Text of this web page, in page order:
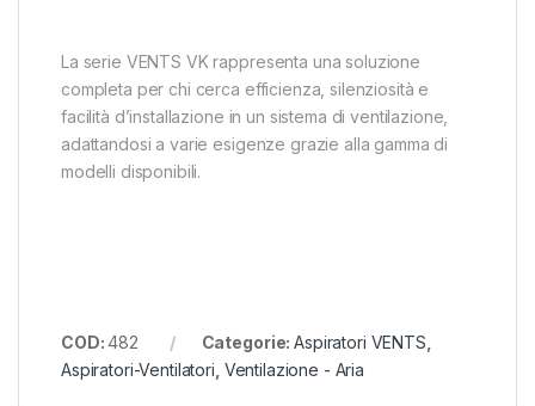
La serie VENTS VK rappresenta una soluzione
completa per chi cerca efficienza, silenziosità e
facilità d’installazione in un sistema di ventilazione,
adattandosi a varie esigenze grazie alla gamma di
modelli disponibili.
COD:482 Categorie:Aspiratori VENTS
Aspiratori-Ventilatori Ventilazione - Aria